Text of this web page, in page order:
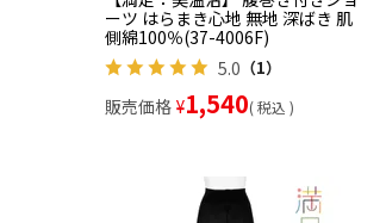
ーツ はらまき心地 無地 深ばき 肌
側綿100％(37-4006F)
5.0 （1）
販売価格 ¥1,540 税込